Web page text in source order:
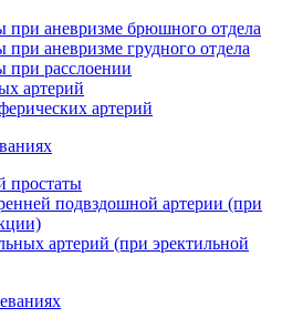
при аневризме брюшного отдела
при аневризме грудного отдела
при расслоении
артерий
артерий
простаты
подвздошной артерии (при
артерий (при эректильной